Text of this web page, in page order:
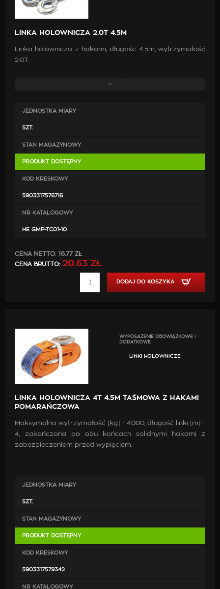
LINKA HOLOWNICZA 2.0T 4.5M
Linka holownicza z hakami, długośc 4.5m, wytrzymałość
2.0T.
posiada certyfikaty CE, TUV
JEDNOSTKA MIARY
SZT.
STAN MAGAZYNOWY
PRODUKT DOSTĘPNY
KOD KRESKOWY
5903317576716
NR KATALOGOWY
HE GMP-TC01-10
CENA NETTO: 16.77 ZŁ
CENA BRUTTO: 20.63 ZŁ
DODAJ DO KOSZYKA
WYPOSAŻENIE OBOWIĄZKOWE I
DODATKOWE
LINKI HOLOWNICZE
LINKA HOLOWNICZA 4T 4.5M TAŚMOWA Z HAKAMI
POMARAŃCZOWA
Maksymalna wytrzymałość [kg] - 4000, długość linki [m] -
4, zakończona po obu końcach solidnymi hakami z
zabezpieczeniem przed wypięciem.
JEDNOSTKA MIARY
SZT.
STAN MAGAZYNOWY
PRODUKT DOSTĘPNY
KOD KRESKOWY
5903317579342
NR KATALOGOWY